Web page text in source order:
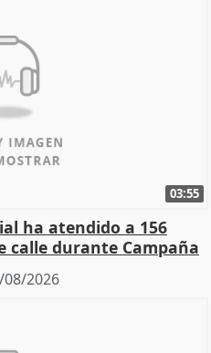
03:55
ha atendido a 156
calle durante Campaña
08/2026